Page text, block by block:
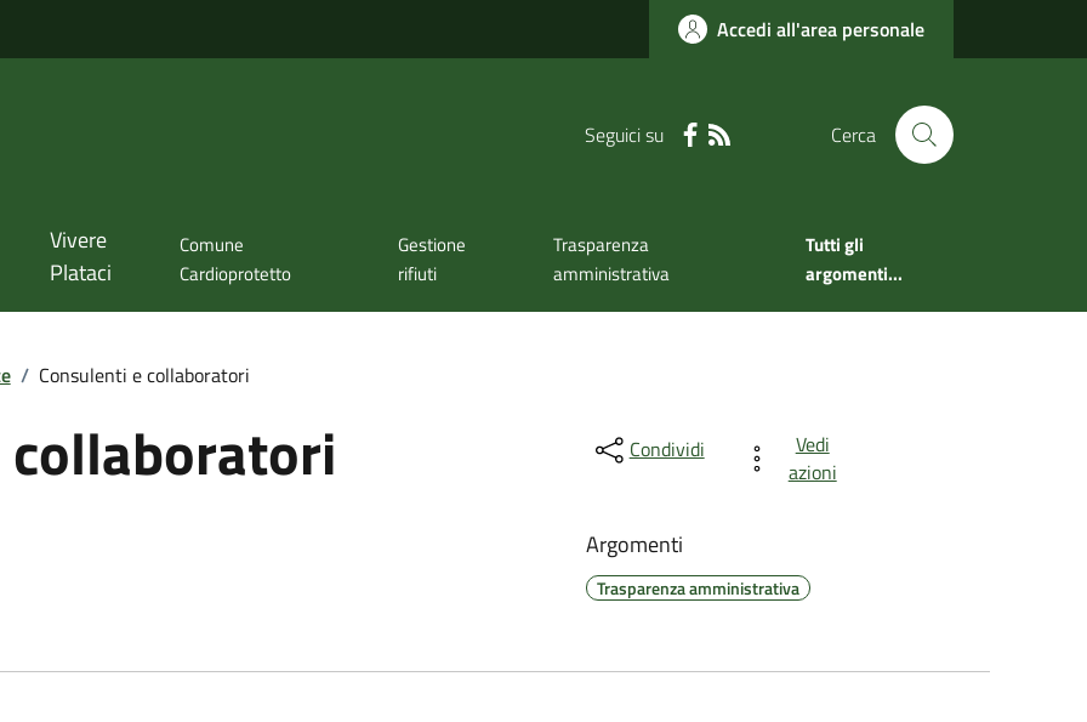
Accedi all'area personale
Seguici su Cerca
Vivere
Plataci
Comune
Cardioprotetto
Gestione
rifiuti
Trasparenza
amministrativa
Tutti gli
argomenti...
/ Consulenti e collaboratori
Condividi
Vedi
azioni
Argomenti
Trasparenza amministrativa